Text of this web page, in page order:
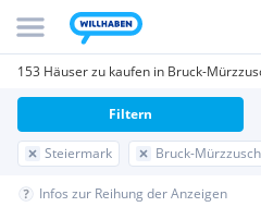
153 Häuser zu kaufen in Bruck-
Steiermark Bruck-
Filtern
Infos zur Reihung der Anzeigen